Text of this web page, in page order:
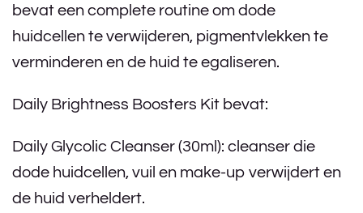
bevat een complete routine om dode
huidcellen te verwijderen, pigmentvlekken te
verminderen en de huid te egaliseren.
Daily Brightness Boosters Kit bevat:
Daily Glycolic Cleanser (30ml): cleanser die
dode huidcellen, vuil en make-up verwijdert en
de huid verheldert.